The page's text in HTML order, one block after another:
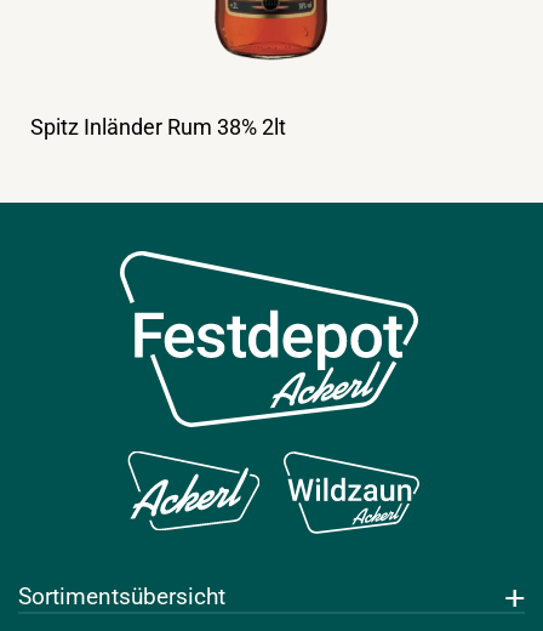
Spitz Inländer Rum 38% 2lt
Sortimentsübersicht